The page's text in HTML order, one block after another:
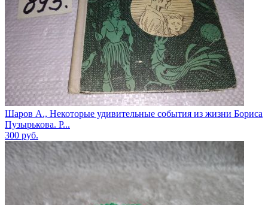
Шаров А., Некоторые удивительные события из жизни Бориса
Пузырькова. Р...
300 руб.